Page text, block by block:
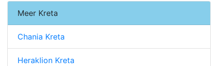
Meer Kreta
Chania Kreta
Heraklion Kreta